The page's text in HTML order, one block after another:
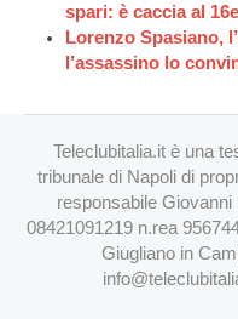
spari: è caccia al
Lorenzo Spasiano,
l’assassino lo
Teleclubitalia.it è una
tribunale di Napoli di
responsabile
08421091219 n.rea
Giugliano in